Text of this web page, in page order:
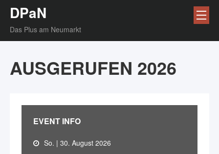
DPaN
Das Plus am Neumarkt
AUSGERUFEN 2026
EVENT INFO
So. | 30. August 2026